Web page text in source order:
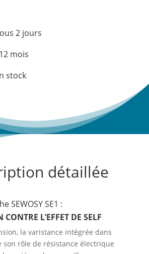
2 jours
mois
stock
détaillée
SEWOSY SE1 :
L’EFFET DE SELF
la varistance intégrée dans
son rôle de résistance électrique